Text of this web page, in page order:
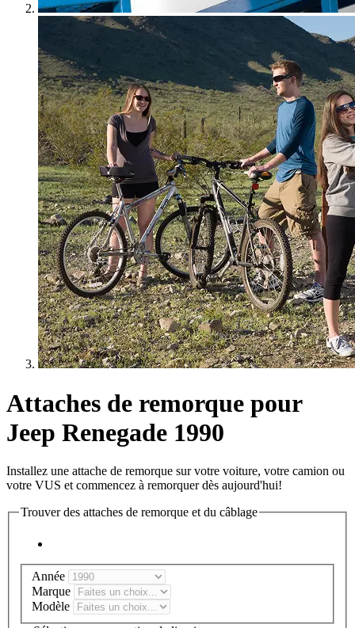
Attaches de remorque pour
Jeep Renegade 1990
Installez une attache de remorque sur votre voiture, votre camion ou
votre VUS et commencez à remorquer dès aujourd'hui!
Trouver des attaches de remorque et du câblage
Année
Marque
Modèle